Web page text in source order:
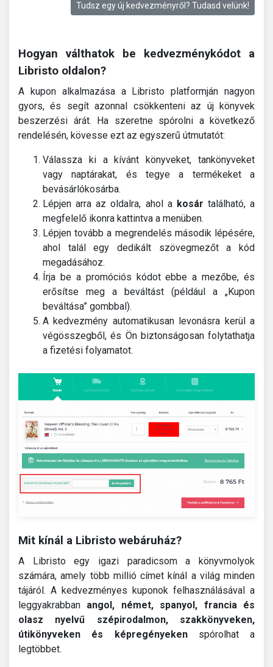
Tudsz egy új kedvezményről? Tudasd velünk!
Hogyan válthatok be kedvezménykódot a
Libristo oldalon?
A kupon alkalmazása a Libristo platformján nagyon
gyors, és segít azonnal csökkenteni az új könyvek
beszerzési árát. Ha szeretne spórolni a következő
rendelésén, kövesse ezt az egyszerű útmutatót:
Válassza ki a kívánt könyveket, tankönyveket
vagy naptárakat, és tegye a termékeket a
bevásárlókosárba.
Lépjen arra az oldalra, ahol a kosár található, a
megfelelő ikonra kattintva a menüben.
Lépjen tovább a megrendelés második lépésére,
ahol talál egy dedikált szövegmezőt a kód
megadásához.
Írja be a promóciós kódot ebbe a mezőbe, és
erősítse meg a beváltást (például a „Kupon
beváltása” gombbal).
A kedvezmény automatikusan levonásra kerül a
végösszegből, és Ön biztonságosan folytathatja
a fizetési folyamatot.
Mit kínál a Libristo webáruház?
A Libristo egy igazi paradicsom a könyvmolyok
számára, amely több millió címet kínál a világ minden
tájáról. A kedvezményes kuponok felhasználásával a
leggyakrabban angol, német, spanyol, francia és
olasz nyelvű szépirodalmon, szakkönyveken,
útikönyveken és képregényekenspórolhat a
legtöbbet.